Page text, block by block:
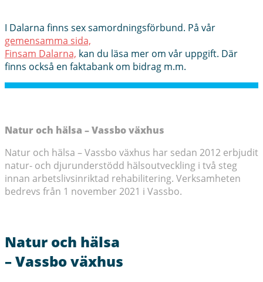
I Dalarna finns sex samordningsförbund. På vår
gemensamma sida,
Finsam Dalarna, kan du läsa mer om vår uppgift. Där
finns också en faktabank om bidrag m.m.
Natur och hälsa – Vassbo växhus
Natur och hälsa – Vassbo växhus har sedan 2012 erbjudit
natur- och djurunderstödd hälsoutveckling i två steg
innan arbetslivsinriktad rehabilitering. Verksamheten
bedrevs från 1 november 2021 i Vassbo.
Natur och hälsa
– Vassbo växhus